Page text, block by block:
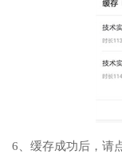
6、缓存成功后，请